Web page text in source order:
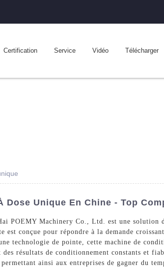
Certification Service Vidéo Télécharger
Unique En Chine - Top
POEMY Machinery Co., Ltd. est une
conçue pour répondre à la demande
technologie de pointe, cette machine de
résultats de conditionnement constants et
ainsi aux entreprises de gagner du